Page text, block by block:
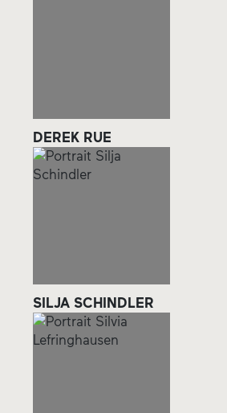
DEREK RUE
SILJA SCHINDLER